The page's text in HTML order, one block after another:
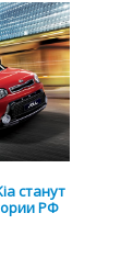
станут
РФ